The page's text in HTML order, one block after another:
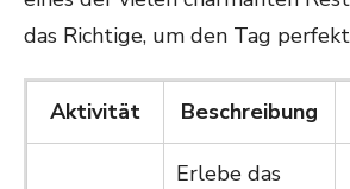
das Richtige, um den Tag
Aktivität Beschreibung
Erlebe das